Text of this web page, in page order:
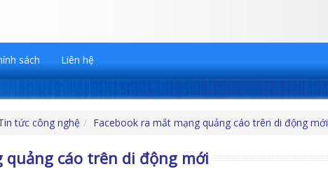
sách Liên hệ
tức công nghệ Facebook ra mắt mạng quảng cáo trên di động mới
quảng cáo trên di động mới